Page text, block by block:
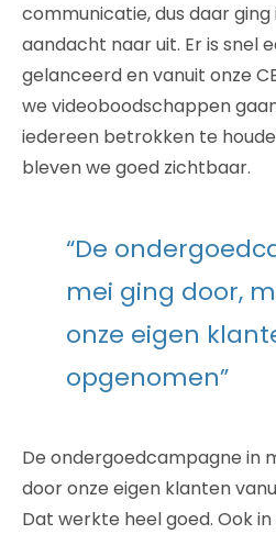
communicatie, dus daar
aandacht naar uit. Er is snel
gelanceerd en vanuit onze
we videoboodschappen
iedereen betrokken te
bleven we goed zichtbaar.
“De
mei ging door,
onze eigen
opgenomen”
De ondergoedcampagne in
door onze eigen klanten
Dat werkte heel goed. Ook